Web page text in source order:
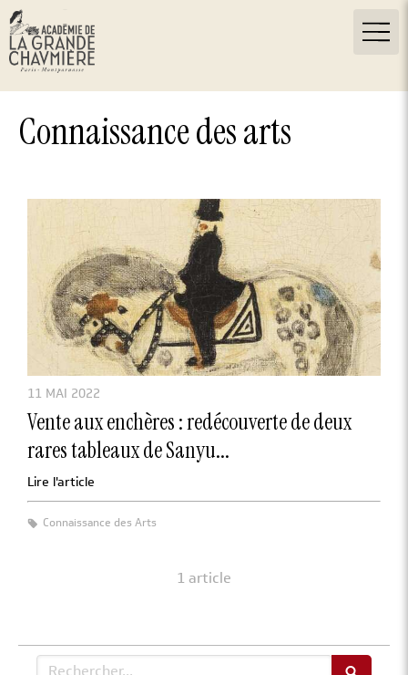
Connaissance des arts
11 MAI 2022
Vente aux enchères : redécouverte de deux
rares tableaux de Sanyu...
Lire l'article
Connaissance des Arts
1 article
Rechercher